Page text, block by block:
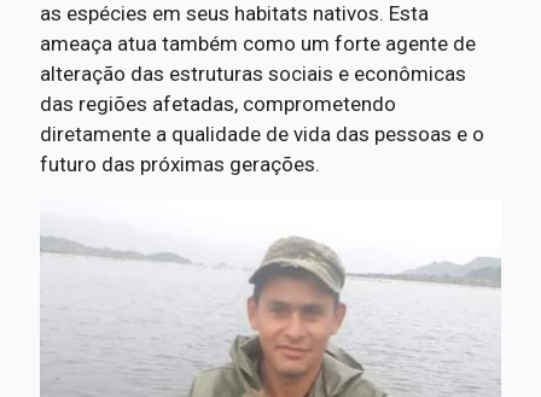
as espécies em seus habitats nativos. Esta
ameaça atua também como um forte agente de
alteração das estruturas sociais e econômicas
das regiões afetadas, comprometendo
diretamente a qualidade de vida das pessoas e o
futuro das próximas gerações.